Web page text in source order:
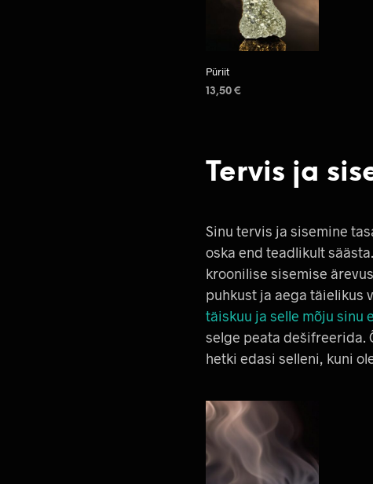
Püriit
13,50 €
Tervis ja
Sinu tervis ja sisemine
oska end teadlikult
kroonilise sisemise
puhkust ja aega täielikus
täiskuu ja selle mõju sinu
selge peata dešifreerida.
hetki edasi selleni, kuni